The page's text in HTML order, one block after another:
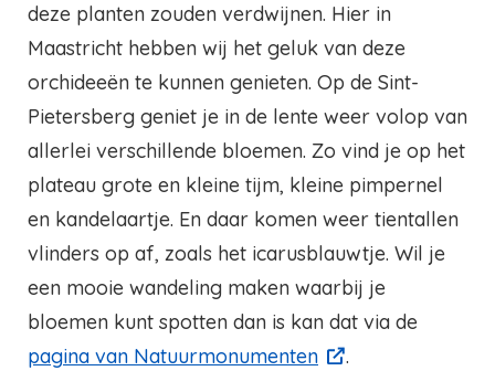
deze planten zouden verdwijnen. Hier in
Maastricht hebben wij het geluk van deze
orchideeën te kunnen genieten. Op de Sint-
Pietersberg geniet je in de lente weer volop van
allerlei verschillende bloemen. Zo vind je op het
plateau grote en kleine tijm, kleine pimpernel
en kandelaartje. En daar komen weer tientallen
vlinders op af, zoals het icarusblauwtje. Wil je
een mooie wandeling maken waarbij je
bloemen kunt spotten dan is kan dat via de
pagina van Natuurmonumenten
.